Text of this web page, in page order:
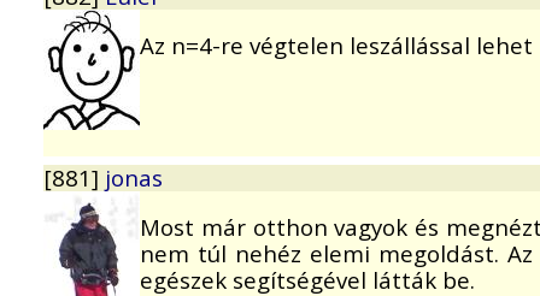
Az n=4-re végtelen leszállással
[881] jonas
Most már otthon vagyok és
nem túl nehéz elemi megoldást. Az
egészek segítségével látták be.